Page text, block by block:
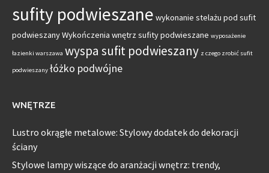
sufity podwieszane wykonanie stelażu pod sufit
podwieszanyWykończenia wnętrz sufity podwieszane wyposażenie
łazienki warszawa wyspa sufit podwieszany z czego zrobić sufit
podwieszany łóżko podwójne
WNĘTRZE
Lustro okrągłe metalowe: Stylowy dodatek do dekoracji
ściany
Stylowe lampy wiszące do aranżacji wnętrz: trendy,